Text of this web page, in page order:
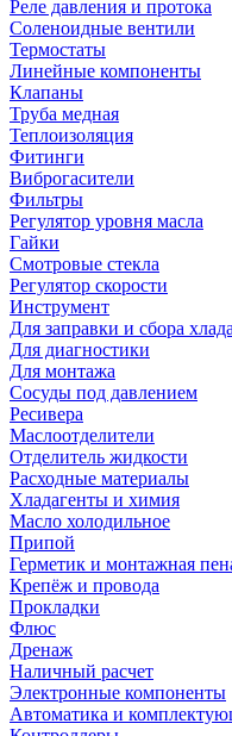
Реле давления и протока
Соленоидные вентили
Термостаты
Линейные компоненты
Клапаны
Труба медная
Теплоизоляция
Фитинги
Виброгасители
Фильтры
Регулятор уровня масла
Гайки
Смотровые стекла
Регулятор скорости
Инструмент
Для заправки и сбора
Для диагностики
Для монтажа
Сосуды под давлением
Ресивера
Маслоотделители
Отделитель жидкости
Расходные материалы
Хладагенты и химия
Масло холодильное
Припой
Герметик и монтажная
Крепёж и провода
Прокладки
Флюс
Дренаж
Наличный расчет
Электронные компоненты
Автоматика и